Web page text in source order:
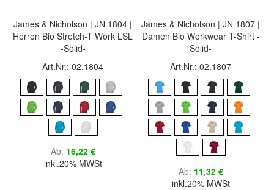
James & Nicholson | JN 1804 |
Herren Bio Stretch-T Work LSL
-Solid-
Art.Nr.: 02.1804
Ab 16,22 €
inkl.20% MWSt
James & Nicholson | JN 1807 |
Damen Bio Workwear T-Shirt -
Solid-
Art.Nr.: 02.1807
Ab 11,32 €
inkl.20% MWSt